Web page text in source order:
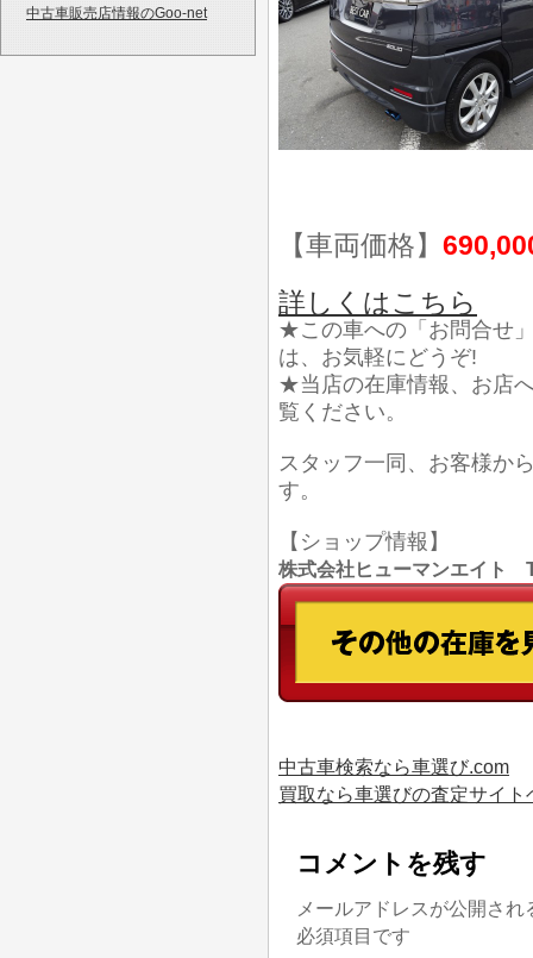
中古車販売店情報のGoo-net
【車両価格】
詳しくはこちら
★この車への「お問合せ
は、お気軽にどうぞ!
★当店の在庫情報、お店
覧ください。
スタッフ一同、お客様か
す。
【ショップ情報】
株式会社ヒューマンエイト
中古車検索なら車選び.com
買取なら車選びの査定サイト
コメントを残す
メールアドレスが公開さ
必須項目です